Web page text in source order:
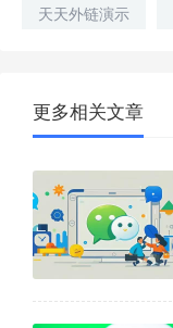
天天外链演示
更多相关文章